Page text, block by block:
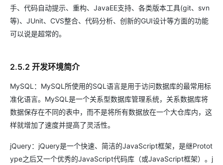
手、代码自动提示、重构、JavaEE支持、各类版本工具(git、svn
等)、JUnit、CVS整合、代码分析、创新的GUI设计等方面的功能
可以说是超常的。
2.5.2 开发环境简介
MySQL：MySQL所使用的SQL语言是用于访问数据库的最常用标
准化语言。MySQL是一个关系型数据库管理系统，关系数据库将
数据保存在不同的表中，而不是将所有数据放在一个大仓库内，这
样就增加了速度并提高了灵活性。
jQuery：jQuery是一个快速、简洁的JavaScript框架，是继Protot
ype之后又一个优秀的JavaScript代码库（或JavaScript框架）。j